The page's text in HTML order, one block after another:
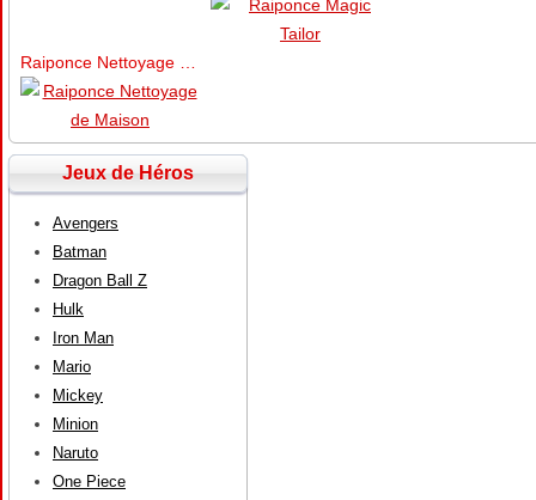
Jeux de Héros
Avengers
Batman
Dragon Ball Z
Hulk
Iron Man
Mario
Mickey
Minion
Naruto
One Piece